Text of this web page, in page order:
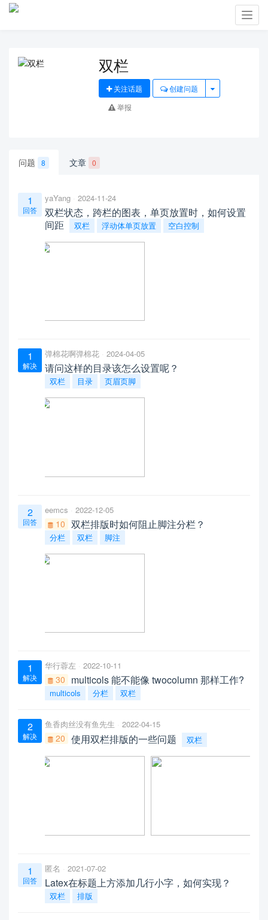
双栏
关注话题
创建问题
举报
问题 8 文章 0
1
回答
yaYang 2024-11-24
双栏状态，跨栏的图表，单页放置时，如何设置
间距
双栏 浮动体单页放置 空白控制
1
解决
弹棉花啊弹棉花 2024-04-05
请问这样的目录该怎么设置呢？
双栏 目录 页眉页脚
2
回答
eemcs 2022-12-05
10 双栏排版时如何阻止脚注分栏？
分栏 双栏 脚注
1
解决
华行蓉左 2022-10-11
30 multicols 能不能像 twocolumn 那样工作?
multicols 分栏 双栏
2
解决
鱼香肉丝没有鱼先生 2022-04-15
20 使用双栏排版的一些问题 双栏
1
回答
匿名 2021-07-02
Latex在标题上方添加几行小字，如何实现？
双栏 排版